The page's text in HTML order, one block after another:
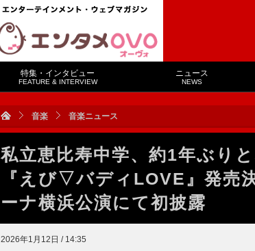
特集・インタビュー
FEATURE & INTERVIEW
ニュース
NEWS
音楽 音楽ニュース
私立恵比寿中学、約1年ぶり
『えび▽バディLOVE』発売
ーナ横浜公演にて初披露
2026年1月12日 / 14:35